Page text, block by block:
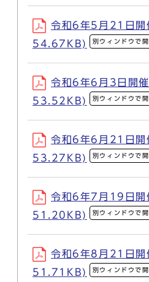
令和6年5月21日開
54.67KB)
別ウィンドウで開
令和6年6月3日開
53.52KB)
別ウィンドウで開
令和6年6月21日開
53.27KB)
別ウィンドウで開
令和6年7月19日開
51.20KB)
別ウィンドウで開
令和6年8月21日開
51.71KB)
別ウィンドウで開